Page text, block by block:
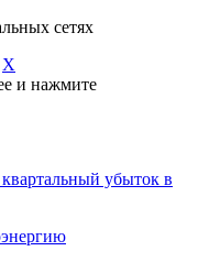
сетях
X
и нажмите
убыток в